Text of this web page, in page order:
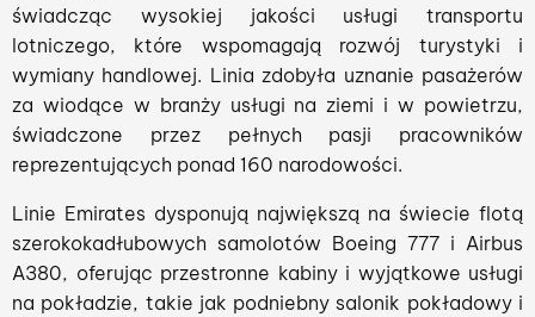
świadcząc wysokiej jakości usługi transportu
lotniczego, które wspomagają rozwój turystyki i
wymiany handlowej. Linia zdobyła uznanie pasażerów
za wiodące w branży usługi na ziemi i w powietrzu,
świadczone przez pełnych pasji pracowników
reprezentujących ponad 160 narodowości.
Linie Emirates dysponują największą na świecie flotą
szerokokadłubowych samolotów Boeing 777 i Airbus
A380, oferując przestronne kabiny i wyjątkowe usługi
na pokładzie, takie jak podniebny salonik pokładowy i